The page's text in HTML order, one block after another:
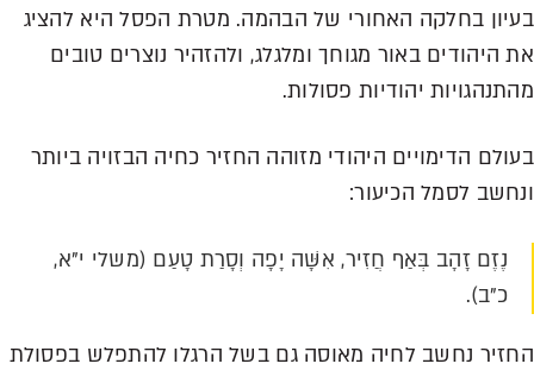
בעיון בחלקה האחורי של הבהמה. מטרת הפסל היא להציג
את היהודים באור מגוחך ומלגלג, ולהזהיר נוצרים טובים
מהתנהגויות יהודיות פסולות.
בעולם הדימויים היהודי מזוהה החזיר כחיה הבזויה ביותר
ונחשב לסמל הכיעור:
נֶזֶם זָהָב בְּאַף חֲזִיר, אִשָּׁה יָפָה וְסָרַת טָעַם (משלי י"א,
כ"ב).
החזיר נחשב לחיה מאוסה גם בשל הרגלו להתפלש בפסולת